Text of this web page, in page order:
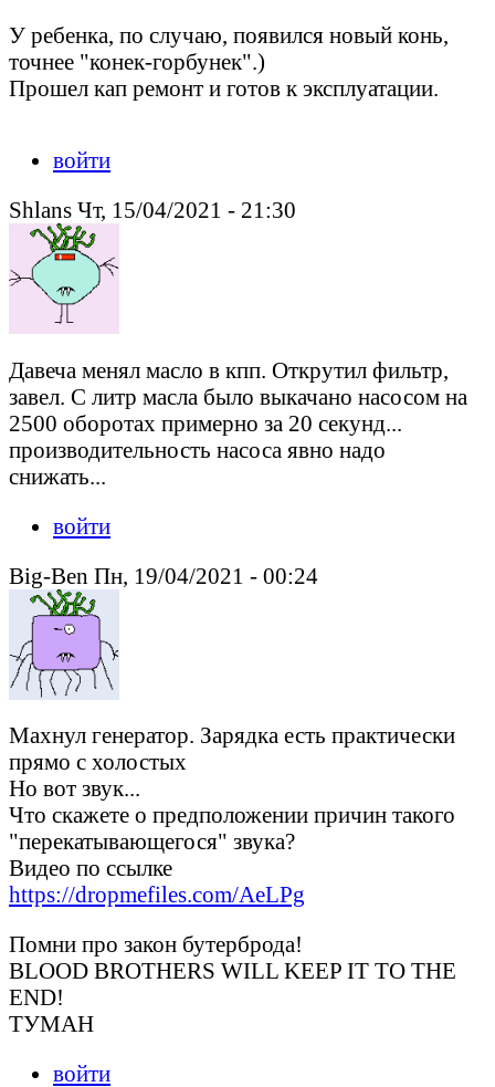
У ребенка, по случаю, появился новый конь,
точнее "конек-горбунек".)
Прошел кап ремонт и готов к эксплуатации.
войти
Shlans Чт, 15/04/2021 - 21:30
Давеча менял масло в кпп. Открутил фильтр,
завел. С литр масла было выкачано насосом на
2500 оборотах примерно за 20 секунд...
производительность насоса явно надо
снижать...
войти
Big-Ben Пн, 19/04/2021 - 00:24
Махнул генератор. Зарядка есть практически
прямо с холостых
Но вот звук...
Что скажете о предположении причин такого
"перекатывающегося" звука?
Видео по ссылке
https://dropmefiles.com/AeLPg
Помни про закон бутерброда!
BLOOD BROTHERS WILL KEEP IT TO THE
END!
ТУМАН
войти